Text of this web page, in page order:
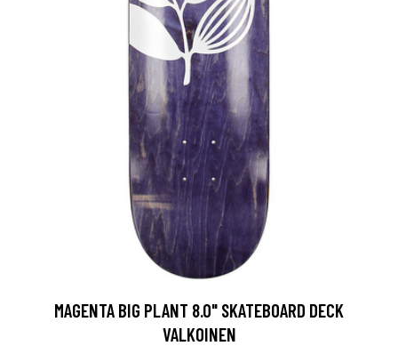
MAGENTA BIG PLANT 8.0" SKATEBOARD DECK
VALKOINEN